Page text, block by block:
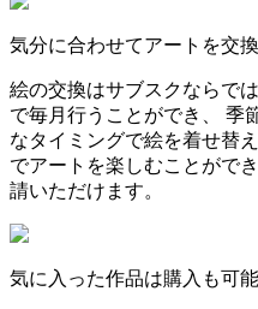
気分に合わせてアートを交換
絵の交換はサブスクならで
で毎月行うことができ、 季
なタイミングで絵を着せ替
でアートを楽しむことがで
請いただけます。
気に入った作品は購入も可能